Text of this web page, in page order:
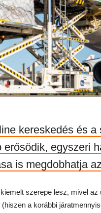
kereskedés és a
egyszeri
is megdobhatja
szerepe lesz, mivel az
a korábbi